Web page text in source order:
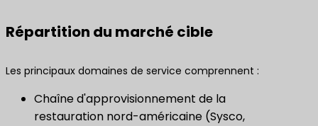
Répartition du marché cible
Les principaux domaines de service comprennent :
Chaîne d'approvisionnement de la
restauration nord-américaine (Sysco,